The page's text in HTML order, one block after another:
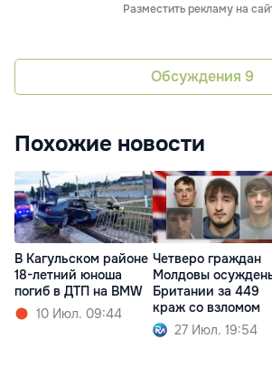
Разместить рекламу на
Обсуждения 9
Похожие новости
В Кагульском районе
18-летний юноша
погиб в ДТП на BMW
10 Июл. 09:44
Четверо граждан
Молдовы
Британии за 449
краж со взломом
27 Июл. 19:54